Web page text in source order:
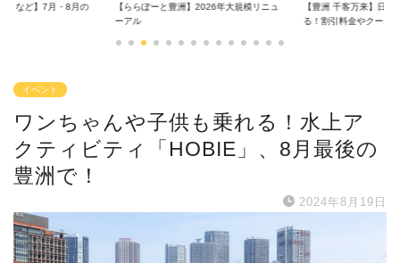
場など】7月・8月の
【ららぽーと豊洲】2026年大規模リニュ
ーアル
【豊洲 千客万来】日帰
る！割引料金やクーポ...
イベント
ワンちゃんや子供も乗れる！水上ア
クティビティ「HOBIE」、8月最後の
豊洲で！
2024年8月19日